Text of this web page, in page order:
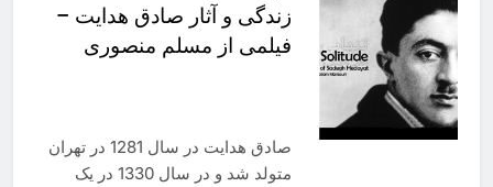
زندگی و آثار صادق هدایت –
فیلمی از مسلم منصوری
صادق هدایت در سال 1281 در تهران
متولد شد و در سال 1330 در یک